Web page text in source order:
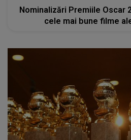
Nominalizări Premiile Oscar
cele mai bune filme